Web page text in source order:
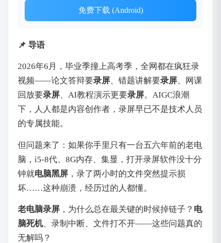
免费下载 (Android)
📌 导语
2026年6月，毕业季撞上高考季，全网都在疯狂录
视频——论文答辩要录屏、错题讲解要录屏、网课
回放要录屏、AI教程演示更要录屏。AIGC浪潮
下，人人都是内容创作者，录屏早已不是技术人员
的专属技能。
但问题来了：如果你手里只有一台五六年前的老电
脑，i5-8代、8G内存、集显，打开录屏软件没十分
钟就电脑黑屏，录了两小时的文件突然提示损
坏……这种崩溃，经历过的人都懂。
老电脑录屏，为什么总在最关键的时候掉链子？ 电
脑死机、录制中断、文件打不开——这些问题真的
无解吗？